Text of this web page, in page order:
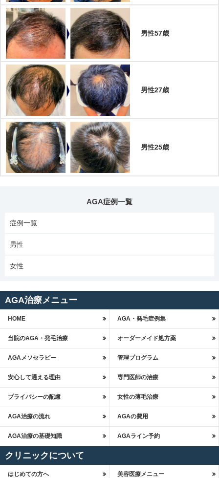
男性57歳
男性27歳
男性25歳
AGA症例一覧
症例一覧
男性
女性
AGA治療メニュー
HOME AGA・発毛症例集
当院のAGA・発毛治療 オーダーメイド処方薬
AGAメソセラピー 管理プログラム
安心して通える理由 専門医師の治療
プライバシーの配慮 女性の薄毛治療
AGA治療の流れ AGAの費用
AGA治療の基礎知識 AGAライン予約
クリニックについて
はじめての方へ 美容医療メニュー